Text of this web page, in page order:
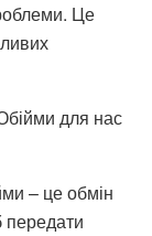
Це
для нас
– це обмін
передати